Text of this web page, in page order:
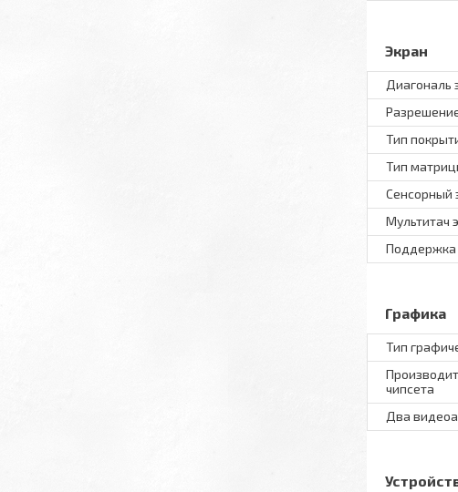
Экран
Диагональ
Тип
Тип
Сенсорный
Мультитач
Поддержка
Графика
Тип
чипсета
Два